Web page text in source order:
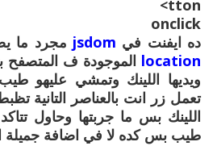
tton>
onclick
ده ايفنت في jsdom مجرد ما
location الموجودة ف المتصفح
ويديها اللينك وتمشي عليهو
تعمل زر انت بالعناصر التانية
اللينك بس ما جربتها وحاول
طيب بس كده لا في اضافة جميلة